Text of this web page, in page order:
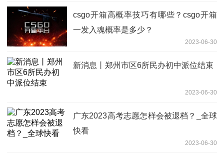
csgo开箱高概率技巧有哪些？csgo开箱
一发入魂概率是多少？
2023-06-30
新消息丨郑州市区6所民办初中派位结束
2023-06-30
广东2023高考志愿怎样会被退档？_全球
快看
2023-06-30